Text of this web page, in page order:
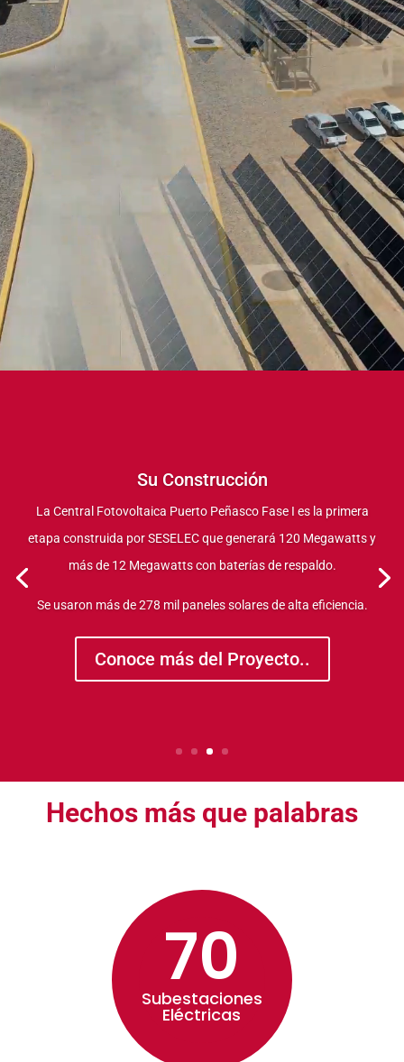
Su Construcción
La Central Fotovoltaica Puerto Peñasco Fase I es la primera
etapa construida por SESELEC que generará 120 Megawatts y
más de 12 Megawatts con baterías de respaldo.
Se usaron más de 278 mil paneles solares de alta eficiencia.
Conoce más del Proyecto..
Hechos más que palabras
70
Subestaciones
Eléctricas